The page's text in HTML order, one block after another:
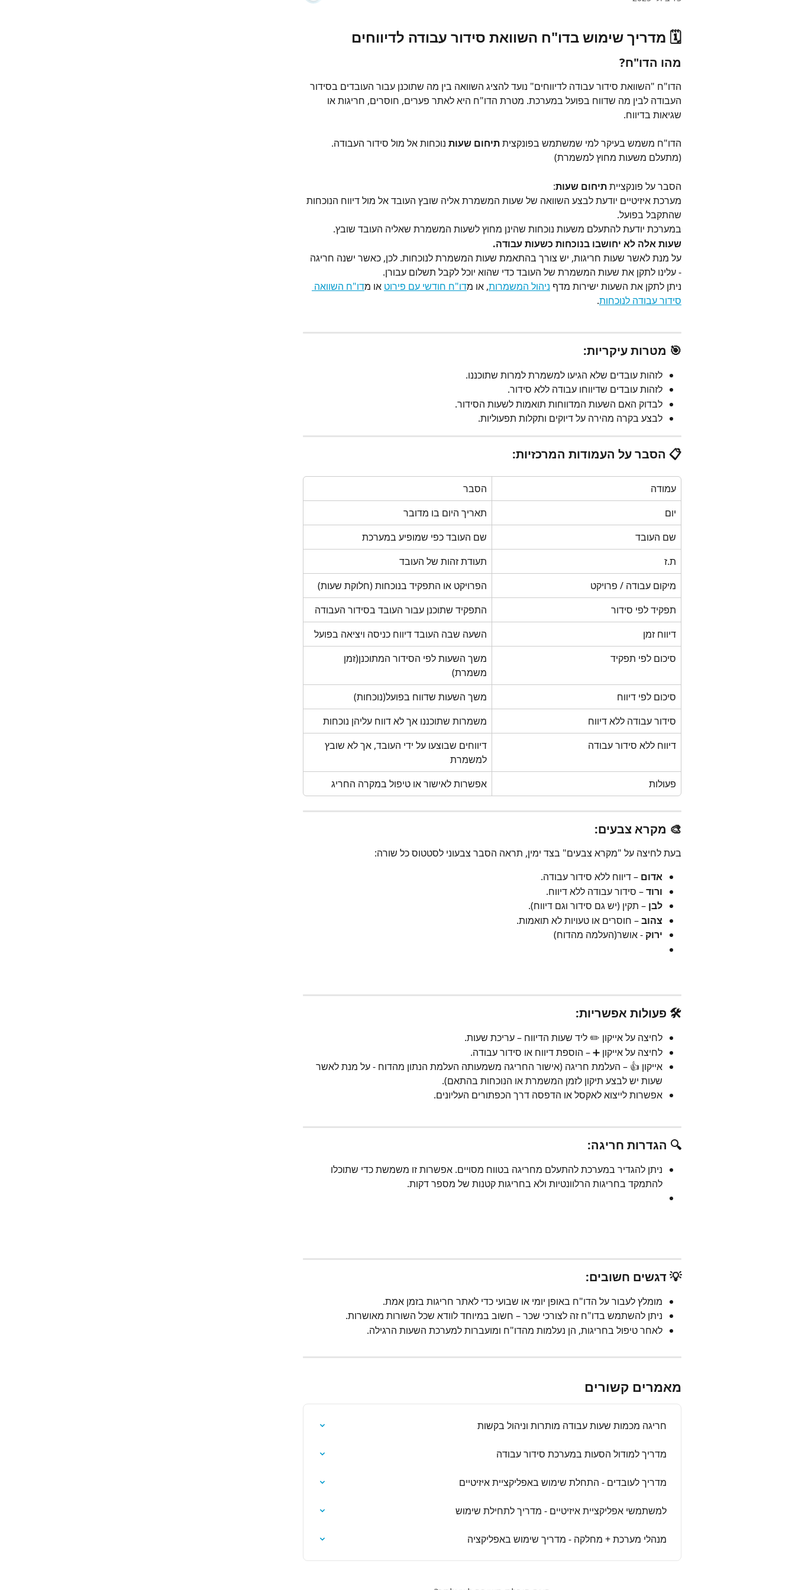
🗓️ מדריך שימוש בדו"ח השוואת סידור עבודה לדיווחים
מהו הדו"ח?
הדו"ח "השוואת סידור עבודה לדיווחים" נועד להציג השוואה בין מה שתוכנן עבור העובדים בסידור
העבודה לבין מה שדווח בפועל במערכת. מטרת הדו"ח היא לאתר פערים, חוסרים, חריגות או
שגיאות בדיווח.
הדו"ח משמש בעיקר למי שמשתמש בפונקצית תיחום שעות נוכחות אל מול סידור העבודה.
(מתעלם משעות מחוץ למשמרת)
הסבר על פונקציית תיחום שעות:
מערכת איזיטיים יודעת לבצע השוואה של שעות המשמרת אליה שובץ העובד אל מול דיווח הנוכחות
שהתקבל בפועל.
במערכת יודעת להתעלם משעות נוכחות שהינן מחוץ לשעות המשמרת שאליה העובד שובץ.
שעות אלה לא יחושבו בנוכחות כשעות עבודה.
על מנת לאשר שעות חריגות, יש צורך בהתאמת שעות המשמרת לנוכחות. לכן, כאשר ישנה חריגה
- עלינו לתקן את שעות המשמרת של העובד כדי שהוא יוכל לקבל תשלום עבורן.
ניתן לתקן את השעות ישירות מדף ניהול המשמרות, או מדו"ח חודשי עם פירוט או מדו"ח השוואה
סידור עבודה לנוכחות.
🎯 מטרות עיקריות:
לזהות עובדים שלא הגיעו למשמרת למרות שתוכננו.
לזהות עובדים שדיווחו עבודה ללא סידור.
לבדוק האם השעות המדווחות תואמות לשעות הסידור.
לבצע בקרה מהירה על דיוקים ותקלות תפעוליות.
📋 הסבר על העמודות המרכזיות:
עמודה
הסבר
יום
תאריך היום בו מדובר
שם העובד
שם העובד כפי שמופיע במערכת
ת.ז
תעודת זהות של העובד
מיקום עבודה / פרויקט
הפרויקט או התפקיד בנוכחות (חלוקת שעות)
תפקיד לפי סידור
התפקיד שתוכנן עבור העובד בסידור העבודה
דיווח זמן
השעה שבה העובד דיווח כניסה ויציאה בפועל
סיכום לפי תפקיד
משך השעות לפי הסידור המתוכנן(זמן
משמרת)
סיכום לפי דיווח
משך השעות שדווח בפועל(נוכחות)
סידור עבודה ללא דיווח
משמרות שתוכננו אך לא דווח עליהן נוכחות
דיווח ללא סידור עבודה
דיווחים שבוצעו על ידי העובד, אך לא שובץ
למשמרת
פעולות
אפשרות לאישור או טיפול במקרה החריג
🎨 מקרא צבעים:
בעת לחיצה על "מקרא צבעים" בצד ימין, תראה הסבר צבעוני לסטטוס כל שורה:
אדום – דיווח ללא סידור עבודה.
ורוד – סידור עבודה ללא דיווח.
לבן – תקין (יש גם סידור וגם דיווח).
צהוב – חוסרים או טעויות לא תואמות.
ירוק - אושר(העלמה מהדוח)
🛠️ פעולות אפשריות:
לחיצה על אייקון ✏️ ליד שעות הדיווח – עריכת שעות.
לחיצה על אייקון ➕ – הוספת דיווח או סידור עבודה.
אייקון 👍 – העלמת חריגה (אישור החריגה משמעותה העלמת הנתון מהדוח - על מנת לאשר
שעות יש לבצע תיקון לזמן המשמרת או הנוכחות בהתאם).
אפשרות לייצוא לאקסל או הדפסה דרך הכפתורים העליונים.
🔍 הגדרות חריגה:
ניתן להגדיר במערכת להתעלם מחריגה בטווח מסויים. אפשרות זו משמשת כדי שתוכלו
להתמקד בחריגות הרלוונטיות ולא בחריגות קטנות של מספר דקות.
💡 דגשים חשובים:
מומלץ לעבור על הדו"ח באופן יומי או שבועי כדי לאתר חריגות בזמן אמת.
ניתן להשתמש בדו"ח זה לצורכי שכר – חשוב במיוחד לוודא שכל השורות מאושרות.
לאחר טיפול בחריגות, הן נעלמות מהדו"ח ומועברות למערכת השעות הרגילה.
מאמרים קשורים
חריגה מכמות שעות עבודה מותרות וניהול בקשות
מדריך למודול הסעות במערכת סידור עבודה
מדריך לעובדים - התחלת שימוש באפליקציית איזיטיים
למשתמשי אפליקציית איזיטיים - מדריך לתחילת שימוש
מנהלי מערכת + מחלקה - מדריך שימוש באפליקציה